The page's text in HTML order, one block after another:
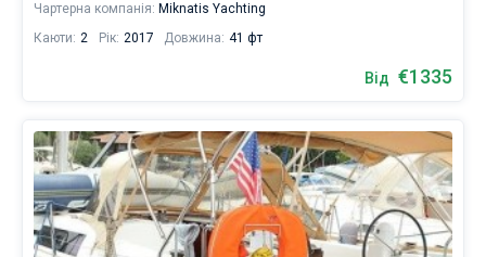
Чартерна компанія: Miknatis Yachting
Каюти: 2 Рік: 2017 Довжина: 41 фт
Від €1335